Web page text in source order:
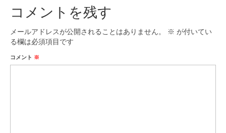
コメントを残す
メールアドレスが公開されることはありません。 ※ が付いてい
る欄は必須項目です
コメント ※